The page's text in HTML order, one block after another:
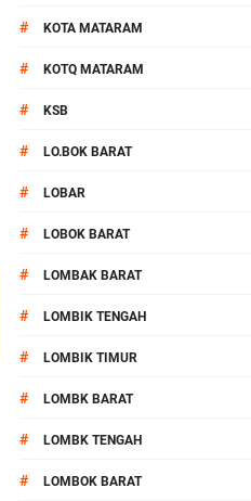
# KOTA MATARAM
# KOTQ MATARAM
# KSB
# LO.BOK BARAT
# LOBAR
# LOBOK BARAT
# LOMBAK BARAT
# LOMBIK TENGAH
# LOMBIK TIMUR
# LOMBK BARAT
# LOMBK TENGAH
# LOMBOK BARAT